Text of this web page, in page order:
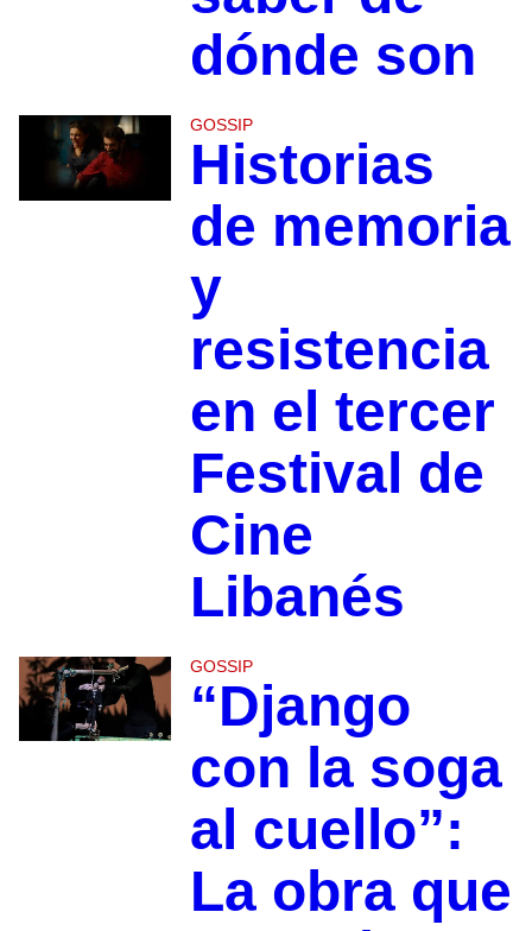
dónde son
GOSSIP
Historias
de memoria
y
resistencia
en el tercer
Festival de
Cine
Libanés
GOSSIP
“Django
con la soga
al cuello”:
La obra que